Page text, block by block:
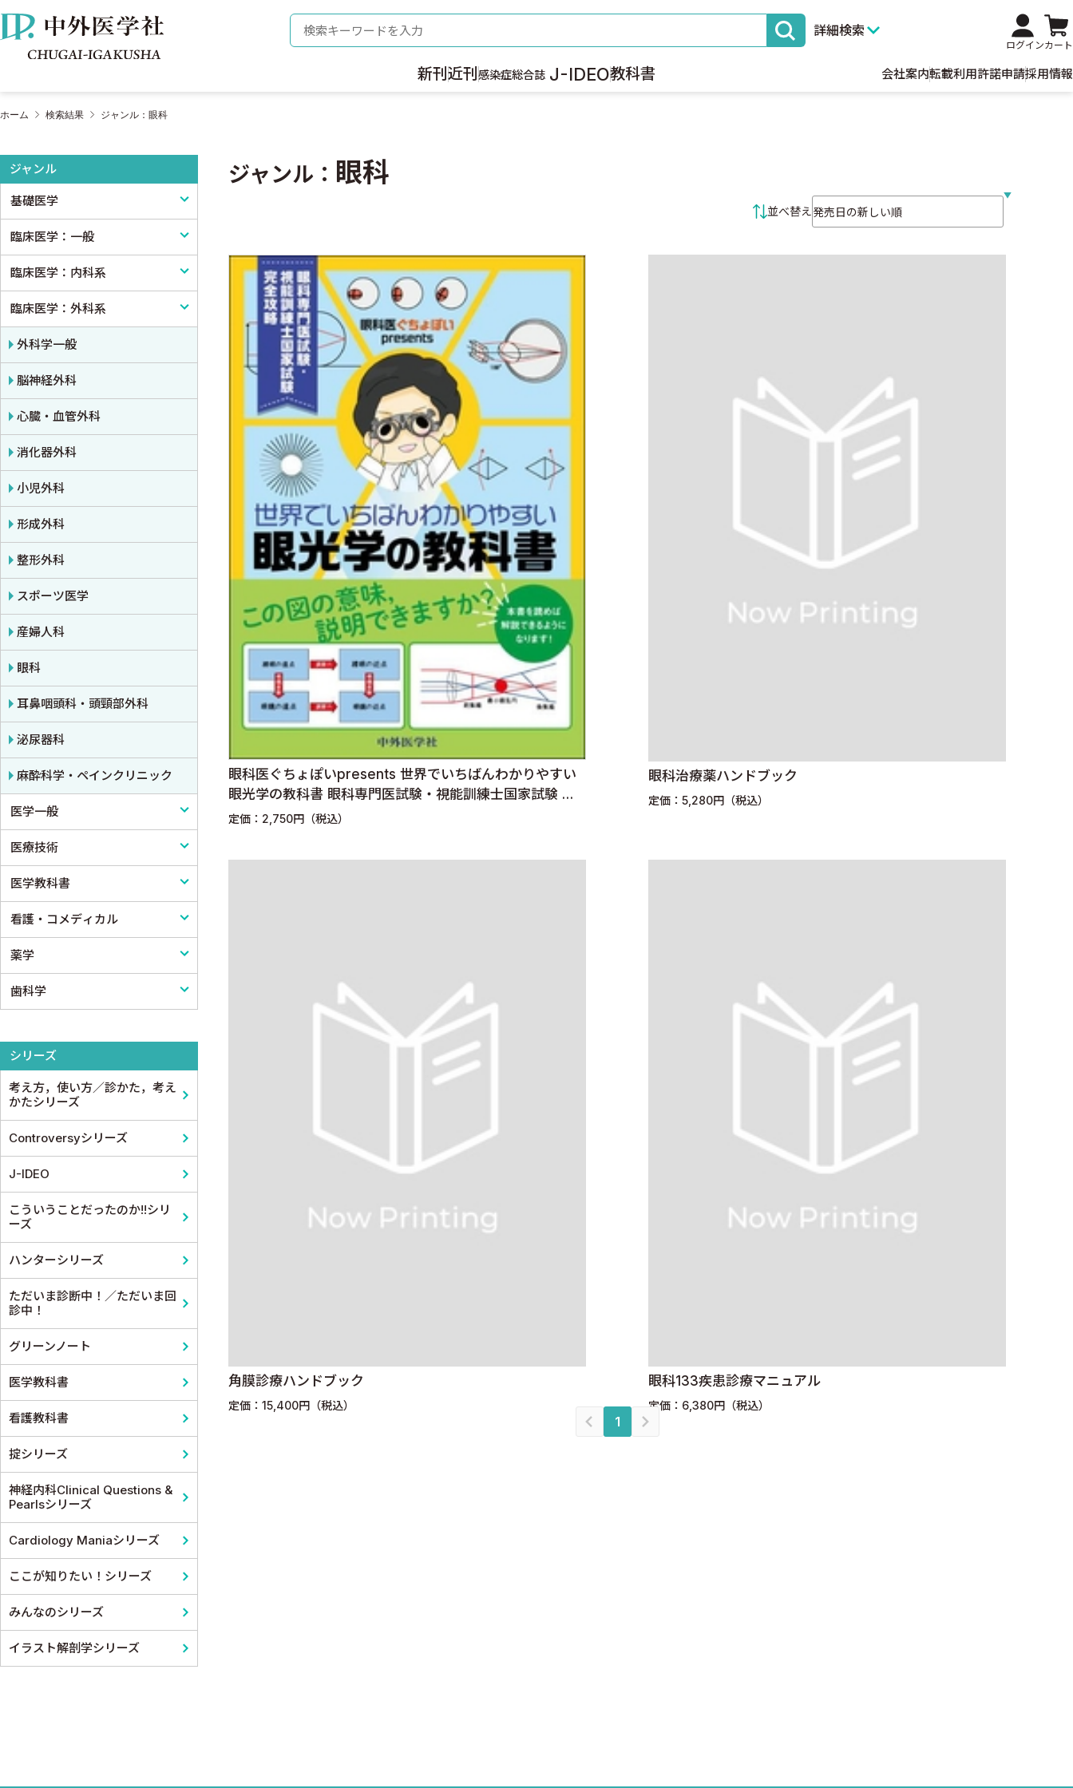
株式会社 中外医学社 検索キーワード 詳細検索
ログインカート
新刊 近刊 感染症総合誌 J-IDEO教科書 会社案内転載利用許諾申請採用情報
ホーム 検索結果 ジャンル：眼科
ジャンル
基礎医学
基礎医学一般
解剖学
生理学
免疫学・血清学
公衆衛生学
法医学
臨床医学：一般
臨床医学一般
診断・臨床検査
画像医学・放射線医学・核医学
プライマリケア医学・総合診療
救急医学・集中治療医学
癌・腫瘍一般・緩和医療
栄養・食事療法・輸液・輸血
薬物療法
東洋医学・漢方医学
臨床医学：内科系
内科学一般
感染症
アレルギー・膠原病・リウマチ
内分泌・代謝・糖尿病
腎臓
血液
脳・神経
精神
呼吸器
循環器・血管
心電図・心音図・心エコー
消化器
小児科
皮膚科
老人医学
臨床医学：外科系
外科学一般
脳神経外科
心臓・血管外科
消化器外科
小児外科
形成外科
整形外科
スポーツ医学
産婦人科
眼科
耳鼻咽頭科・頭頸部外科
泌尿器科
麻酔科学・ペインクリニック
医学一般
医学一般・医学概論
医療制度
病院管理
医療統計
論文・医学情報
医療技術
リハビリテーション技術
鍼灸・柔道整復
医学教科書
医学教科書
看護・コメディカル
看護
看護教科書
薬学
薬学
歯科学
シリーズ
考え方，使い方／診かた，考え
かたシリーズ
Controversyシリーズ
J-IDEO
こういうことだったのか!!シリ
ーズ
ハンターシリーズ
ただいま診断中！／ただいま回
診中！
グリーンノート
医学教科書
看護教科書
掟シリーズ
神経内科Clinical Questions &
Pearlsシリーズ
Cardiology Maniaシリーズ
ここが知りたい！シリーズ
みんなのシリーズ
イラスト解剖学シリーズ
ジャンル： 眼科
並べ替え並べ替え条件
眼科医ぐちょぽいpresents 世界でいちばんわかりやすい
眼光学の教科書 眼科専門医試験・視能訓練士国家試験 完
全攻略
定価：2,750円（税込）
眼科治療薬ハンドブック
定価：5,280円（税込）
角膜診療ハンドブック
定価：15,400円（税込）
眼科133疾患診療マニュアル
定価：6,380円（税込）
1